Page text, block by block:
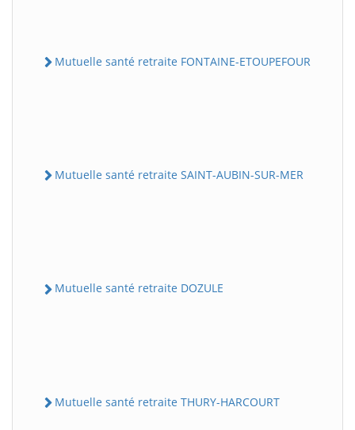
Mutuelle santé retraite FONTAINE-ETOUPEFOUR
Mutuelle santé retraite SAINT-AUBIN-SUR-MER
Mutuelle santé retraite DOZULE
Mutuelle santé retraite THURY-HARCOURT